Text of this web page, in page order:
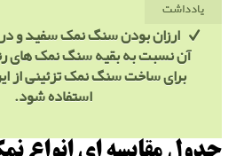
یادداشت
ارزان بودن سنگ نمک سفید و
آن نسبت به بقیه سنگ نمک
برای ساخت سنگ نمک تزئینی از
استفاده شود.